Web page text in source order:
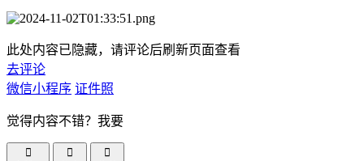
此处内容已隐藏，请评论后刷新页面查看
去评论
微信小程序 证件照
觉得内容不错？我要